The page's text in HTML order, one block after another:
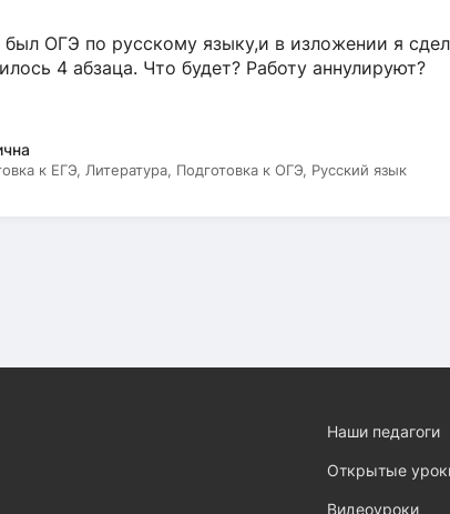
был ОГЭ по русскому языку,и в изложении я
4 абзаца. Что будет? Работу аннулируют?
к ЕГЭ, Литература, Подготовка к ОГЭ, Русский язык
Наши педагоги
Открытые
Видеоуроки